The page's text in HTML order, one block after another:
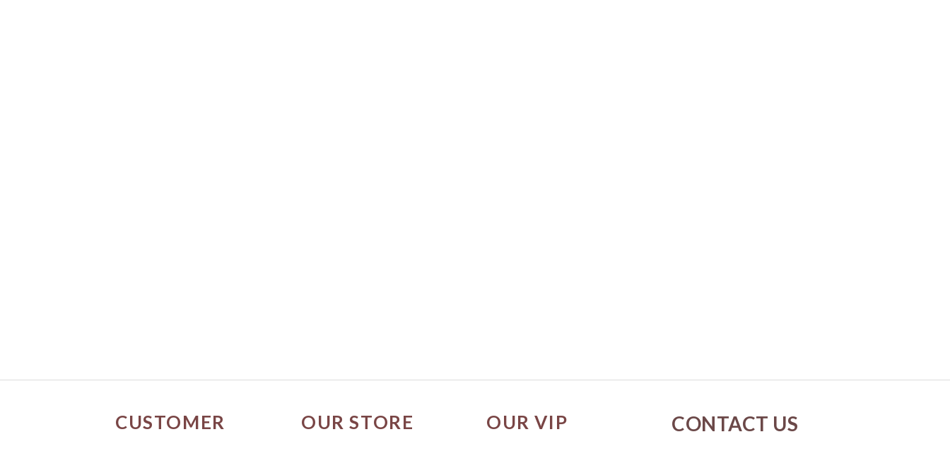
CUSTOMER
OUR STORE OUR VIP CONTACT US